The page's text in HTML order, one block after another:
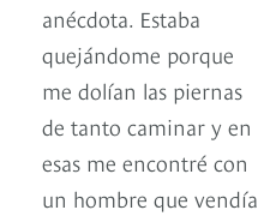
anécdota. Estaba
quejándome porque
me dolían las piernas
de tanto caminar y en
esas me encontré con
un hombre que vendía